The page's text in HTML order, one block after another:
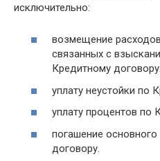
исключительно:
возмещение
связанных с
Кредитному договору.
уплату неустойки по
уплату процентов по
погашение
договору.